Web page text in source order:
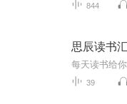
844
思辰读书
39